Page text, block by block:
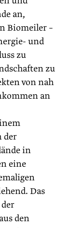
an,
Biomeiler –
und
zu
zu
von nah
an
der
in
eine
Das
den